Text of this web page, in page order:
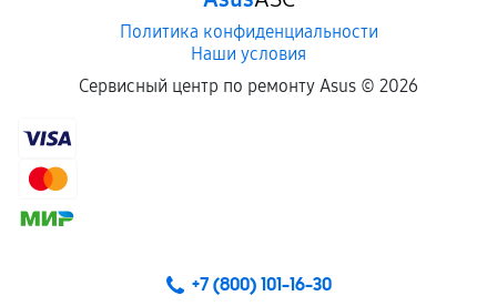
Политика конфиденциальности
Наши условия
Сервисный центр по ремонту Asus © 2026
+7 (800) 101-16-30